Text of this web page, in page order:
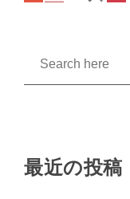
最近の投稿